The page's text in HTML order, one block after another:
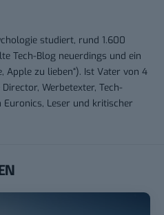
studiert, rund 1.600
Tech-Blog neuerdings und ein
Apple zu lieben“). Ist Vater von 4
Werbetexter, Tech-
Leser und kritischer